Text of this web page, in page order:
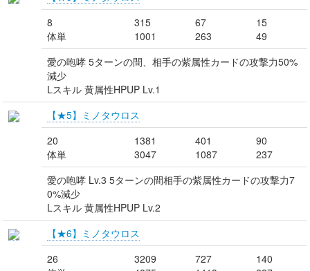
8
体単
315
1001
67
263
15
49
愛の咆哮 5ターンの間、相手の紫属性カードの攻撃力50%
減少
Lスキル 黄属性HPUP Lv.1
【★5】ミノタウロス
20
体単
1381
3047
401
1087
90
237
愛の咆哮 Lv.3 5ターンの間相手の紫属性カードの攻撃力7
0%減少
Lスキル 黄属性HPUP Lv.2
【★6】ミノタウロス
26
3209
727
140